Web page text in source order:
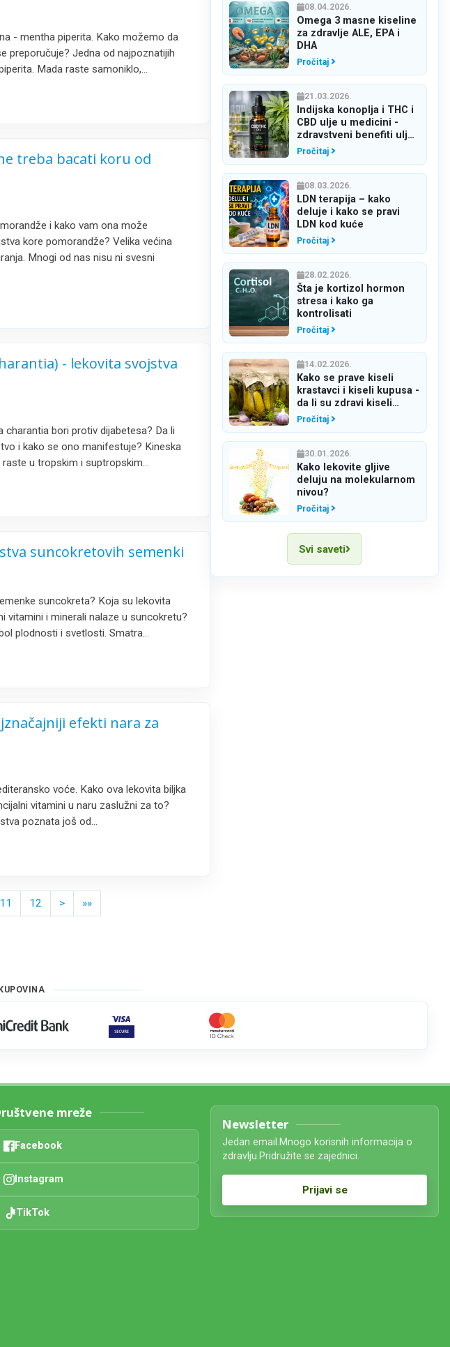
- mentha piperita. Kako možemo da
preporučuje? Jedna od najpoznatijih
Mada raste samoniklo,…
treba bacati koru od
i kako vam ona može
kore pomorandže? Velika većina
Mnogi od nas nisu ni svesni
- lekovita svojstva
charantia bori protiv dijabetesa? Da li
i kako se ono manifestuje? Kineska
u tropskim i suptropskim…
suncokretovih semenki
suncokreta? Koja su lekovita
vitamini i minerali nalaze u suncokretu?
plodnosti i svetlosti. Smatra…
efekti nara za
voće. Kako ova lekovita biljka
vitamini u naru zaslužni za to?
poznata još od…
08.04.2026.
Omega 3 masne kiseline
za zdravlje ALE, EPA i
DHA
Pročitaj
21.03.2026.
Indijska konoplja i THC i
CBD ulje u medicini -
zdravstveni benefiti ulja
konoplje
Pročitaj
08.03.2026.
LDN terapija – kako
deluje i kako se pravi
LDN kod kuće
Pročitaj
28.02.2026.
Šta je kortizol hormon
stresa i kako ga
kontrolisati
Pročitaj
14.02.2026.
Kako se prave kiseli
krastavci i kiseli kupusa -
da li su zdravi kiseli
krastavčići
Pročitaj
30.01.2026.
Kako lekovite gljive
deluju na molekularnom
nivou?
Pročitaj
Svi saveti
11 12 >> »»
mreže
Facebook
Instagram
TikTok
Newsletter
Jedan email.Mnogo korisnih informacija o
zdravlju.Pridružite se zajednici.
Prijavi se